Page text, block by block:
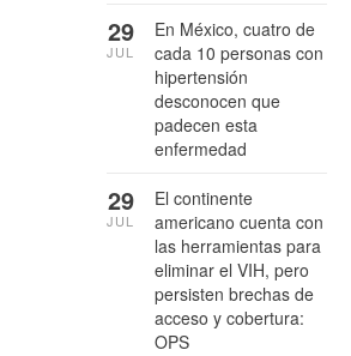
En México, cuatro de
cada 10 personas con
hipertensión
desconocen que
padecen esta
enfermedad
29
JUL
El continente
americano cuenta con
las herramientas para
eliminar el VIH, pero
persisten brechas de
acceso y cobertura:
OPS
29
JUL